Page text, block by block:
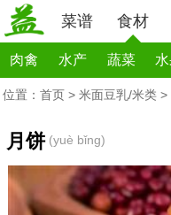
菜谱 食材
肉禽 水产 蔬菜
位置： 首页 > 米面豆乳/米类 >
月饼(yuè bǐng)